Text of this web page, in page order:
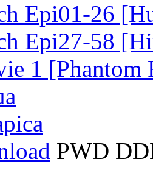
Epi01-26
Epi27-58
1 [Phantom
PWD